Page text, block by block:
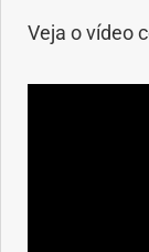
Veja o vídeo